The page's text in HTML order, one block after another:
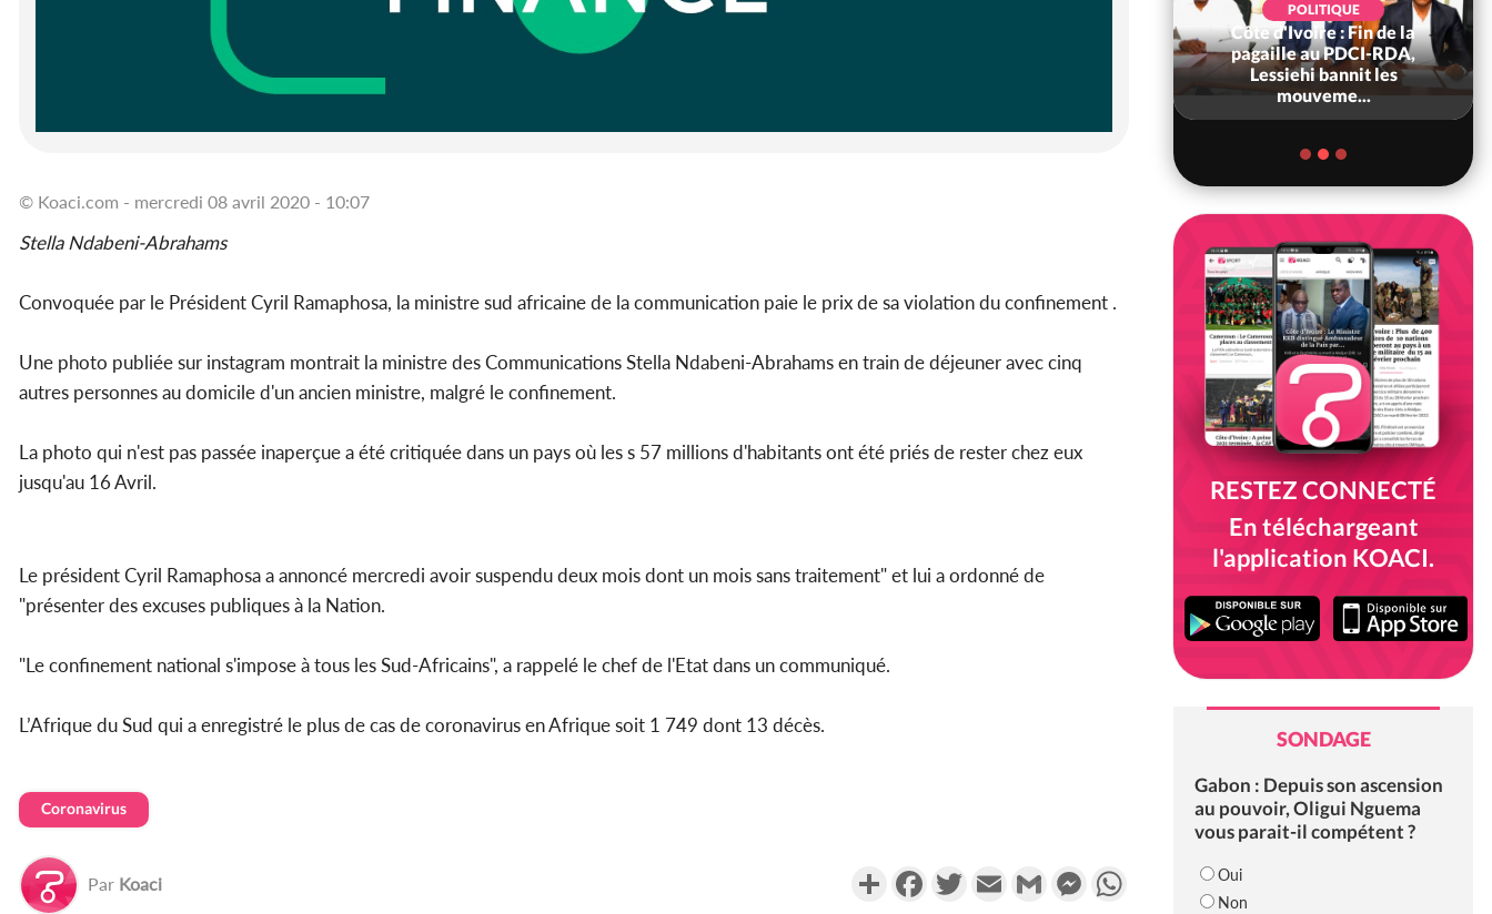
© Koaci.com - mercredi 08 avril 2020 - 10:07
Stella Ndabeni-Abrahams
Convoquée par le Président Cyril Ramaphosa, la ministre sud africaine de la communication paie le prix de sa violation du confinement .
Une photo publiée sur instagram montrait la ministre des Communications Stella Ndabeni-Abrahams en train de déjeuner avec cinq
autres personnes au domicile d'un ancien ministre, malgré le confinement.
La photo qui n'est pas passée inaperçue a été critiquée dans un pays où les s 57 millions d'habitants ont été priés de rester chez eux
jusqu'au 16 Avril.
Le président Cyril Ramaphosa a annoncé mercredi avoir suspendu deux mois dont un mois sans traitement" et lui a ordonné de
"présenter des excuses publiques à la Nation.
"Le confinement national s'impose à tous les Sud-Africains", a rappelé le chef de l'Etat dans un communiqué.
L’Afrique du Sud qui a enregistré le plus de cas de coronavirus en Afrique soit 1 749 dont 13 décès.
Coronavirus
Par Koaci PartagerFacebookTwitterEmail Gmail MessengerWhatsApp
POLITIQUE
Côte d'Ivoire : Fin de la
pagaille au PDCI-RDA,
Lessiehi bannit les
mouveme...
RESTEZ CONNECTÉ
En téléchargeant
l'application KOACI.
SONDAGE
Gabon : Depuis son ascension
au pouvoir, Oligui Nguema
vous parait-il compétent ?
Oui
Non